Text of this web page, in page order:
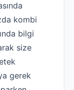
kombi
bilgi
size
gerek